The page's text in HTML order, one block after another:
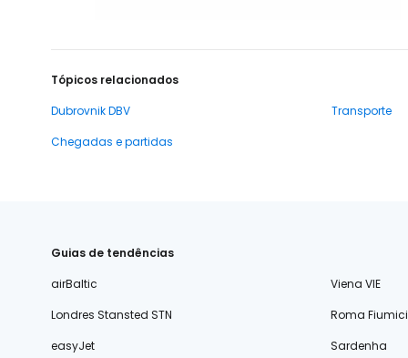
Tópicos relacionados
Dubrovnik DBV
Transporte
Chegadas e partidas
Guias de tendências
airBaltic
Viena VIE
Londres Stansted STN
Roma
easyJet
Sardenha